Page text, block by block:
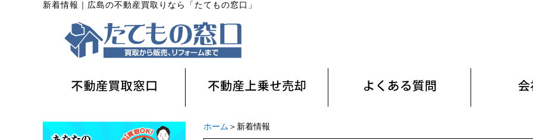
新着情報 広島の不動産買取りなら「たてもの窓口」
ホーム ＞新着情報